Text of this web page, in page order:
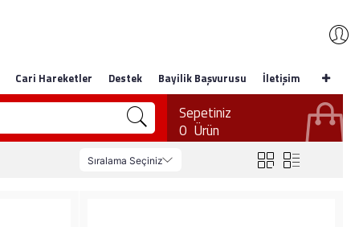
Cari Hareketler Destek Bayilik Başvurusu İletişim
Sepetiniz
0 Ürün